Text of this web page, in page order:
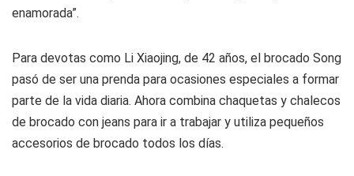
enamorada”.
Para devotas como Li Xiaojing, de 42 años, el brocado Song
pasó de ser una prenda para ocasiones especiales a formar
parte de la vida diaria. Ahora combina chaquetas y chalecos
de brocado con jeans para ir a trabajar y utiliza pequeños
accesorios de brocado todos los días.